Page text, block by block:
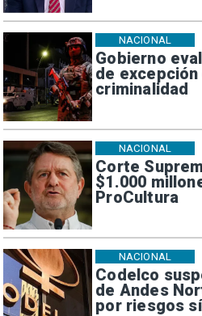
Gobierno
de
criminalidad
NACIONAL
Corte
$1.000
ProCultura
NACIONAL
Codelco
de Andes
por riesgos
NACIONAL